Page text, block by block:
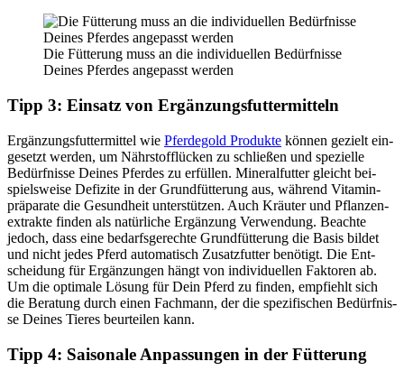
Die Füt­te­rung muss an die indi­vi­du­el­len Bedürf­nis­se
Dei­nes Pfer­des ange­passt wer­den
Tipp 3: Ein­satz von Ergän­zungs­fut­ter­mit­teln
Ergän­zungs­fut­ter­mit­tel wie Pfer­de­gold Pro­duk­te kön­nen gezielt ein­
ge­setzt wer­den, um Nähr­stoff­lü­cken zu schlie­ßen und spe­zi­el­le
Bedürf­nis­se Dei­nes Pfer­des zu erfül­len. Mine­ral­fut­ter gleicht bei­
spiels­wei­se Defi­zi­te in der Grund­füt­te­rung aus, wäh­rend Vit­amin­
prä­pa­ra­te die Gesund­heit unter­stüt­zen. Auch Kräu­ter und Pflan­zen­
ex­trak­te fin­den als natür­li­che Ergän­zung Ver­wen­dung. Beach­te
jedoch, dass eine bedarfs­ge­rech­te Grund­füt­te­rung die Basis bil­det
und nicht jedes Pferd auto­ma­tisch Zusatz­fut­ter benö­tigt. Die Ent­
schei­dung für Ergän­zun­gen hängt von indi­vi­du­el­len Fak­to­ren ab.
Um die opti­ma­le Lösung für Dein Pferd zu fin­den, emp­fiehlt sich
die Bera­tung durch einen Fach­mann, der die spe­zi­fi­schen Bedürf­nis­
se Dei­nes Tie­res beur­tei­len kann.
Tipp 4: Sai­so­na­le Anpas­sun­gen in der Füt­te­rung